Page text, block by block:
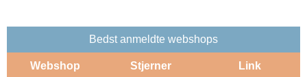
Bedst anmeldte webshops
Webshop Stjerner Link